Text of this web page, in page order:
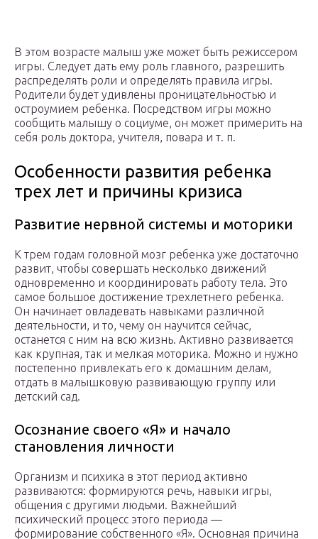
В этом возрасте малыш уже может быть режиссером
игры. Следует дать ему роль главного, разрешить
распределять роли и определять правила игры.
Родители будет удивлены проницательностью и
остроумием ребенка. Посредством игры можно
сообщить малышу о социуме, он может примерить на
себя роль доктора, учителя, повара и т. п.
Особенности развития ребенка
трех лет и причины кризиса
Развитие нервной системы и моторики
К трем годам головной мозг ребенка уже достаточно
развит, чтобы совершать несколько движений
одновременно и координировать работу тела. Это
самое большое достижение трехлетнего ребенка.
Он начинает овладевать навыками различной
деятельности, и то, чему он научится сейчас,
останется с ним на всю жизнь. Активно развивается
как крупная, так и мелкая моторика. Можно и нужно
постепенно привлекать его к домашним делам,
отдать в малышковую развивающую группу или
детский сад.
Осознание своего «Я» и начало
становления личности
Организм и психика в этот период активно
развиваются: формируются речь, навыки игры,
общения с другими людьми. Важнейший
психический процесс этого периода —
формирование собственного «Я». Основная причина